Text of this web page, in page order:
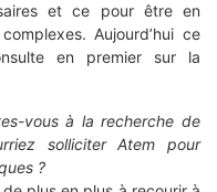
et ce pour être en
Aujourd’hui ce
en premier sur la
vous à la recherche de
solliciter Atem pour
?